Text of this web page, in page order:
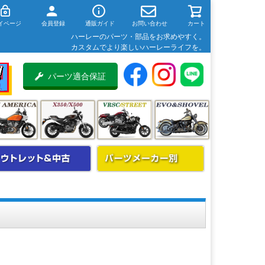
ページ 会員登録 通販ガイド お問い合わせ カート
ハーレーのパーツ・部品をお求めやすく。
カスタムでより楽しいハーレーライフを。
パーツ適合保証